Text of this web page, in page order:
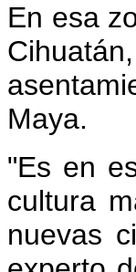
En esa
Maya.
"Es en
cultura
nuevas